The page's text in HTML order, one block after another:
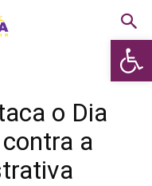
Abrir
o Dia
a